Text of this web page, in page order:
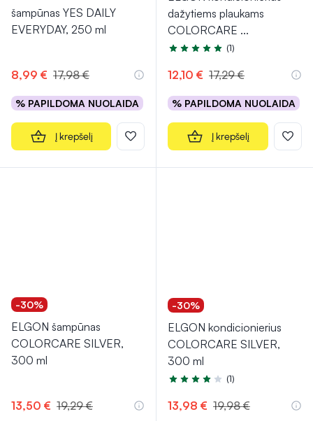
šampūnas YES DAILY
EVERYDAY, 250 ml
8,99 € 17,98 €
% PAPILDOMA NUOLAIDA
Į krepšelį
dažytiems plaukams
COLORCARE ...
Įvertinimas 5.0 iš 5
(1)
12,10 € 17,29 €
% PAPILDOMA NUOLAIDA
Į krepšelį
-30%
ELGON šampūnas
COLORCARE SILVER,
300 ml
13,50 € 19,29 €
-30%
ELGON kondicionierius
COLORCARE SILVER,
300 ml
Įvertinimas 4.0 iš 5
(1)
13,98 € 19,98 €